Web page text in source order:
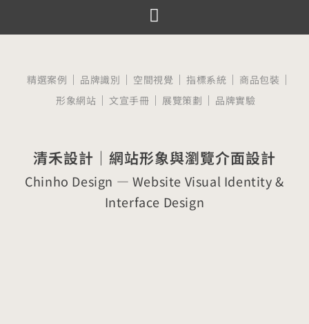
至
精選案例 品牌識別 空間視覺 指標系統
商品包裝
形象網站
文宣手冊 展覽策劃 品牌實驗
清禾設計｜網站形象與瀏覽介面設計
Chinho Design — Website Visual Identity &
Interface Design